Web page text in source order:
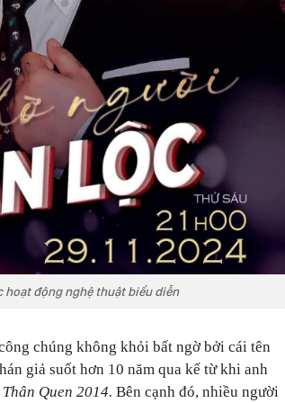
hoạt động nghệ thuật biểu diễn
chúng không khỏi bất ngờ bởi cái tên
giả suốt hơn 10 năm qua kể từ khi anh
Quen 2014. Bên cạnh đó, nhiều người